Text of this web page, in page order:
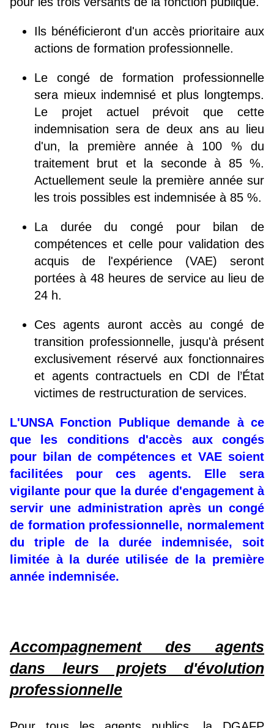
Ils bénéficieront d'un accès prioritaire aux
actions de formation professionnelle.
Le congé de formation professionnelle
sera mieux indemnisé et plus longtemps.
Le projet actuel prévoit que cette
indemnisation sera de deux ans au lieu
d'un, la première année à 100 % du
traitement brut et la seconde à 85 %.
Actuellement seule la première année sur
les trois possibles est indemnisée à 85 %.
La durée du congé pour bilan de
compétences et celle pour validation des
acquis de l'expérience (VAE) seront
portées à 48 heures de service au lieu de
24 h.
Ces agents auront accès au congé de
transition professionnelle, jusqu'à présent
exclusivement réservé aux fonctionnaires
et agents contractuels en CDI de l’État
victimes de restructuration de services.
L'UNSA Fonction Publique demande à ce
que les conditions d'accès aux congés
pour bilan de compétences et VAE soient
facilitées pour ces agents. Elle sera
vigilante pour que la durée d'engagement à
servir une administration après un congé
de formation professionnelle, normalement
du triple de la durée indemnisée, soit
limitée à la durée utilisée de la première
année indemnisée.
Accompagnement des agents
dans leurs projets d'évolution
professionnelle